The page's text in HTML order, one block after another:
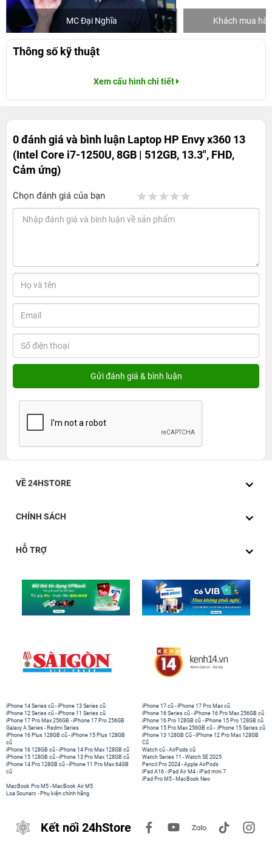
MC Đại Nghĩa Khách mua
Thông số kỹ thuật
Xem cấu hình chi tiết
0 đánh giá và bình luận Laptop HP Envy x360 13
(Intel Core i7-1250U, 8GB | 512GB, 13.3", FHD,
Cảm ứng)
Chọn đánh giá của bạn
VỀ 24HSTORE
CHÍNH SÁCH
HỖ TRỢ
iPhone 14 Series cũ -iPhone 13 Series cũ
iPhone 12 Series cũ -iPhone 11 Series cũ
iPhone 17 Pro Max 256GB -iPhone 17 Pro 256GB
Galaxy A Series - Redmi Series
iPhone 17 cũ -iPhone 17 Pro Max cũ
iPhone 16 Series cũ - iPhone 16 Pro Max 256GB cũ
iPhone 16 Pro 128GB cũ -iPhone 15 Pro 128GB cũ
iPhone 15 Pro Max 256GB cũ - iPhone 15 Series cũ
iPhone 16 Plus 128GB cũ -iPhone 15 Plus 128GB
cũ
iPhone 16 128GB cũ -iPhone 14 Pro Max 128GB cũ
iPhone 15 128GB cũ -iPhone 13 Pro Max 128GB cũ
iPhone 14 Pro 128GB cũ -iPhone 11 Pro Max 64GB
cũ
iPhone 13 128GB Cũ -iPhone 12 Pro Max 128GB
Cũ
Watch cũ -AirPods cũ
Watch Series 11 -Watch SE 2025
Pencil Pro 2024 -Apple AirPods
iPad A16 -iPad Air M4 -iPad mini 7
iPad Pro M5 - MacBook Neo
MacBook Pro M5 - MacBook Air M5
Loa Sounarc - Phụ kiện chính hãng
Kết nối 24hStore